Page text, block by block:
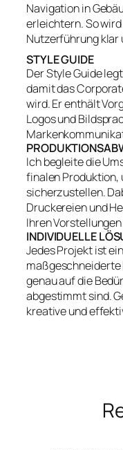
Navigation in
erleichtern. So
Nutzerführung klar
STYLE GUIDE
Der Style Guide
damit das
wird. Er enthält
Logos und
Ich begleite die
finalen Produktion,
sicherzustellen.
Druckereien und
Ihren
INDIVIDUELLE
Jedes Projekt ist
genau auf die
abgestimmt sind.
kreative und